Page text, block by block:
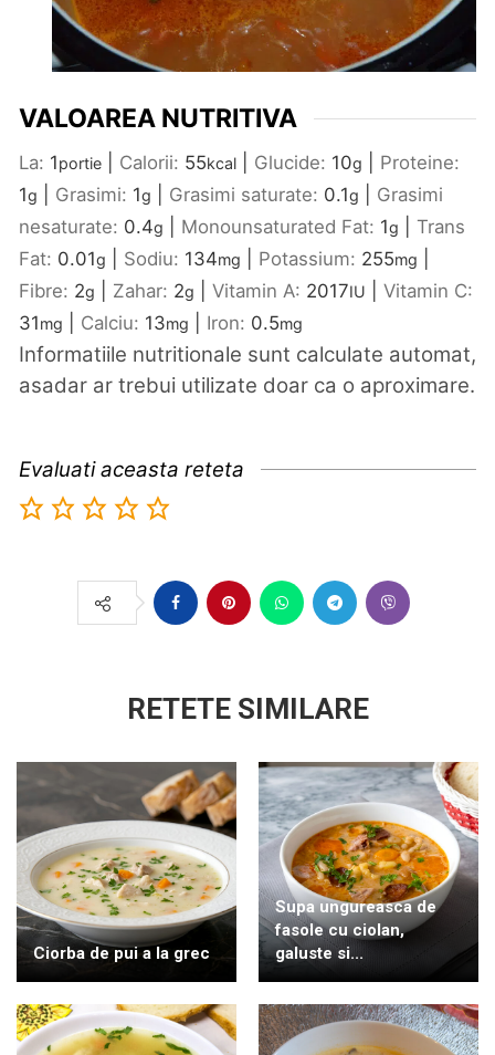
VALOAREA NUTRITIVA
La: 1portie Calorii: 55kcal Glucide: 10g
Proteine:
1g Grasimi: 1g Grasimi saturate: 0.1g
Grasimi
nesaturate: 0.4g Monounsaturated Fat: 1g
Trans
Fat: 0.01g Sodiu: 134mg Potassium: 255mg
Fibre: 2g Zahar: 2g Vitamin A: 2017IU
Vitamin C:
31mg Calciu: 13mg Iron: 0.5mg
Informatiile nutritionale sunt calculate automat,
asadar ar trebui utilizate doar ca o aproximare.
Evaluati aceasta reteta
RETETE SIMILARE
Ciorba de pui a la grec
Supa ungureasca de
fasole cu ciolan,
galuste si...